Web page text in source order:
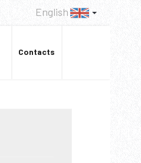
English
Contacts